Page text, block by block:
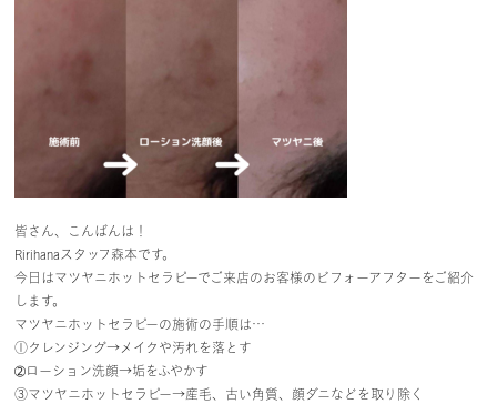
皆さん、こんばんは！
Ririhanaスタッフ森本です。
今日はマツヤニホットセラピーでご来店のお客様のビフォーアフターをご紹介
します。
マツヤニホットセラピーの施術の手順は…
①クレンジング→メイクや汚れを落とす
➁ローション洗顔→垢をふやかす
③マツヤニホットセラピー→産毛、古い角質、顔ダニなどを取り除く